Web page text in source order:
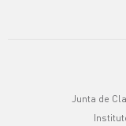
Junta de